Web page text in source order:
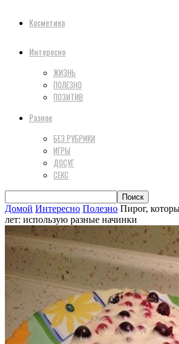
Косметика
Интересно
ЖИЗНЬ
ПОЛЕЗНО
ПОЗИТИВ
Разное
БЕЗ РУБРИКИ
ИГРЫ
ДОСУГ
СЕКС
Домой Интересно Полезно Пирог,
лет: использую разные начинки